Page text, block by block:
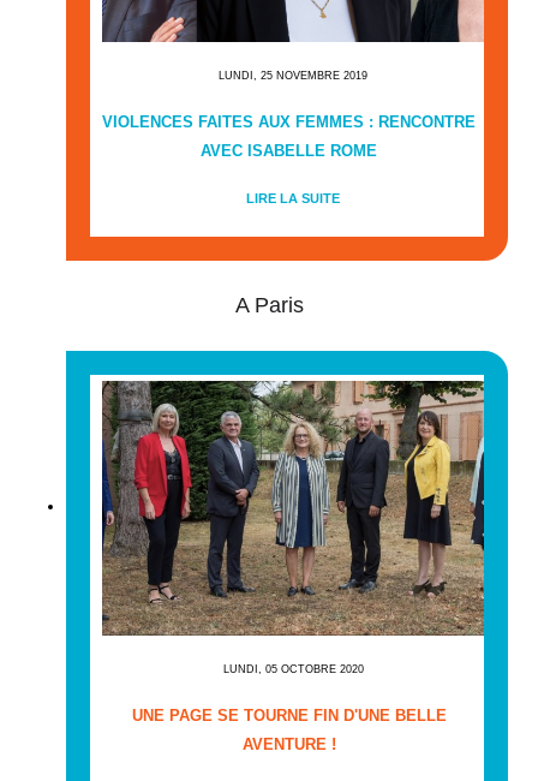
LUNDI, 25 NOVEMBRE 2019
VIOLENCES FAITES AUX FEMMES : RENCONTRE
AVEC ISABELLE ROME
LIRE LA SUITE
A Paris
LUNDI, 05 OCTOBRE 2020
UNE PAGE SE TOURNE FIN D'UNE BELLE
AVENTURE !